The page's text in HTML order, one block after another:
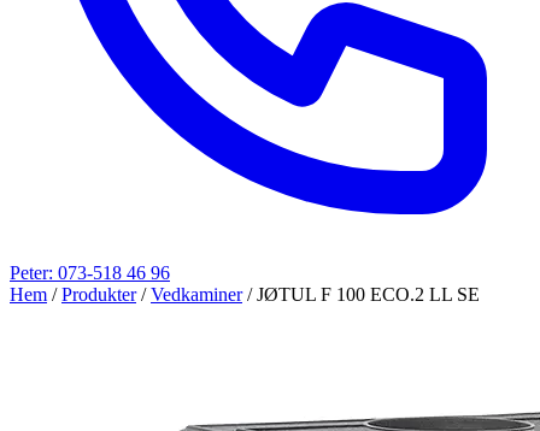
Peter: 073-518 46 96
Hem / Produkter / Vedkaminer / JØTUL F 100 ECO.2 LL SE